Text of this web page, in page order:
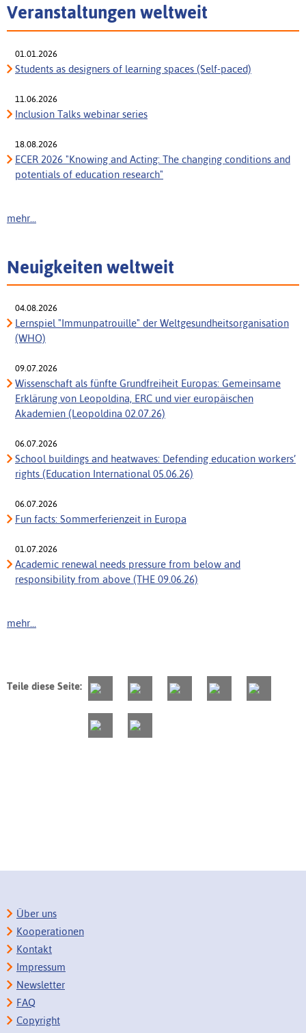
Veranstaltungen weltweit
01.01.2026
Students as designers of learning spaces (Self-paced)
11.06.2026
Inclusion Talks webinar series
18.08.2026
ECER 2026 "Knowing and Acting: The changing conditions and
potentials of education research"
mehr...
Neuigkeiten weltweit
04.08.2026
Lernspiel "Immunpatrouille" der Weltgesundheitsorganisation
(WHO)
09.07.2026
Wissenschaft als fünfte Grundfreiheit Europas: Gemeinsame
Erklärung von Leopoldina, ERC und vier europäischen
Akademien (Leopoldina 02.07.26)
06.07.2026
School buildings and heatwaves: Defending education workers’
rights (Education International 05.06.26)
06.07.2026
Fun facts: Sommerferienzeit in Europa
01.07.2026
Academic renewal needs pressure from below and
responsibility from above (THE 09.06.26)
mehr...
Teile diese Seite:
Über uns
Kooperationen
Kontakt
Impressum
Newsletter
FAQ
Copyright